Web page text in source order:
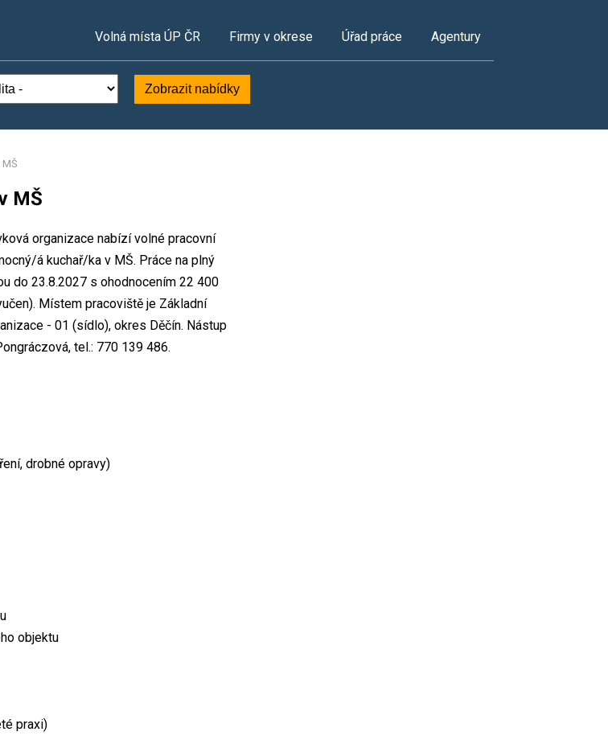
Volná místa ÚP ČR Firmy v okrese Úřad práce Agentury
Zobrazit nabídky
MŠ
organizace nabízí volné pracovní
á kuchař/ka v MŠ. Práce na plný
do 23.8.2027 s ohodnocením 22 400
Místem pracoviště je Základní
- 01 (sídlo), okres Děčín. Nástup
tel.: 770 139 486.
drobné opravy)
objektu
praxi)